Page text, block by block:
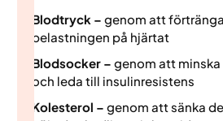
Blodtryck – genom att
belastningen på hjärtat
Blodsocker – genom att
och leda till insulinresistens
Kolesterol – genom att sänka